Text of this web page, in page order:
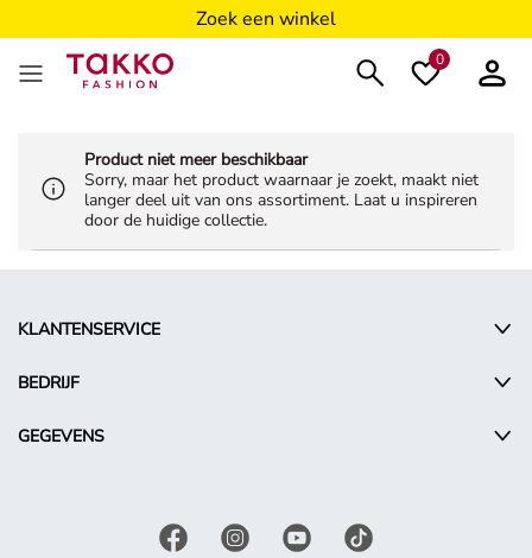
Zoek een winkel
0
Product niet meer beschikbaar
Sorry, maar het product waarnaar je zoekt, maakt niet
langer deel uit van ons assortiment. Laat u inspireren
door de huidige collectie.
KLANTENSERVICE
BEDRIJF
GEGEVENS